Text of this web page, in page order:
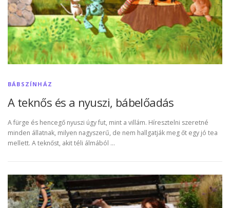
BÁBSZÍNHÁZ
A teknős és a nyuszi, bábelőadás
A fürge és hencegő nyuszi úgy fut, mint a villám. Híresztelni szeretné
minden állatnak, milyen nagyszerű, de nem hallgatják meg őt egy jó tea
mellett. A teknőst, akit téli álmából …